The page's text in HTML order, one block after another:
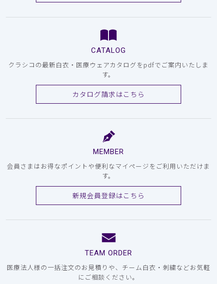
CATALOG
クラシコの最新白衣・医療ウェアカタログをpdfでご案内いたしま
す。
カタログ請求はこちら
MEMBER
会員さまはお得なポイントや便利なマイページをご利用いただけま
す。
新規会員登録はこちら
TEAM ORDER
医療法人様の一括注文のお見積りや、チーム白衣・刺繍などお気軽
にご相談ください。